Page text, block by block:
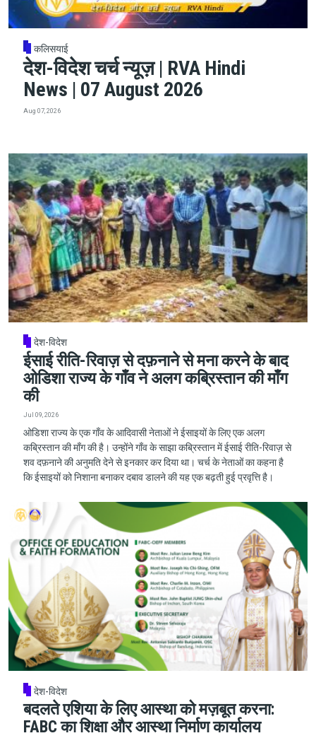
कलिसयाई
देश-विदेश चर्च न्यूज़ | RVA Hindi
News | 07 August 2026
Aug 07, 2026
देश-विदेश
ईसाई रीति-रिवाज़ से दफ़नाने से मना करने के बाद
ओडिशा राज्य के गाँव ने अलग कब्रिस्तान की माँग
की
Jul 09, 2026
ओडिशा राज्य के एक गाँव के आदिवासी नेताओं ने ईसाइयों के लिए एक अलग
कब्रिस्तान की माँग की है। उन्होंने गाँव के साझा कब्रिस्तान में ईसाई रीति-रिवाज़ से
शव दफ़नाने की अनुमति देने से इनकार कर दिया था। चर्च के नेताओं का कहना है
कि ईसाइयों को निशाना बनाकर दबाव डालने की यह एक बढ़ती हुई प्रवृत्ति है।
देश-विदेश
बदलते एशिया के लिए आस्था को मज़बूत करना:
FABC का शिक्षा और आस्था निर्माण कार्यालय